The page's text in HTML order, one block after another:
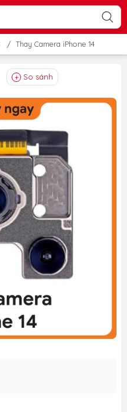
/ Thay Camera iPhone 14
So sánh